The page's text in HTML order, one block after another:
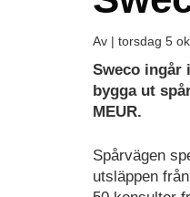
Av | torsdag 5
Sweco ingår
bygga ut
MEUR.
Spårvägen
utsläppen